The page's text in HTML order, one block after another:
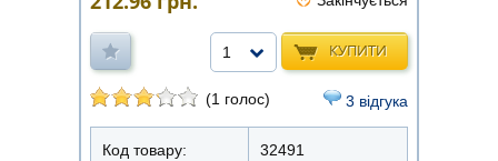
КУПИТИ
1
(1 голос) 3 відгука
Код товару: 32491